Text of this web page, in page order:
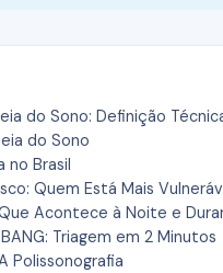
do Sono: Definição
do Sono
no Brasil
Quem Está Mais
Acontece à Noite e
Triagem em 2 Minutos
Polissonografia